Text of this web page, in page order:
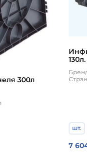
грунт, после
к нему
принцип
сторон, что
СанПиН.
300л
шт.
7